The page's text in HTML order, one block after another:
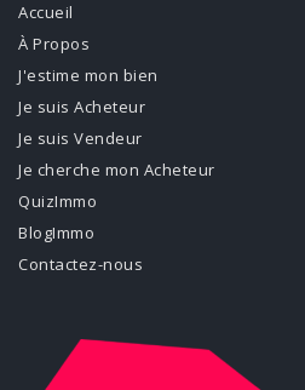
Accueil
À Propos
J'estime mon bien
Je suis Acheteur
Je suis Vendeur
Je cherche mon Acheteur
QuizImmo
BlogImmo
Contactez-nous